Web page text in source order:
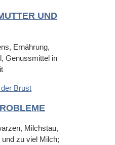
UND
Ernährung,
Genussmittel in
Milchstau,
zu viel Milch;